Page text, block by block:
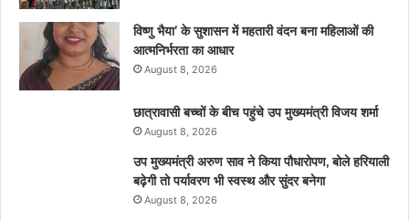
विष्णु भैया’ के सुशासन में महतारी वंदन बना महिलाओं की
आत्मनिर्भरता का आधार
August 8, 2026
छात्रावासी बच्चों के बीच पहुंचे उप मुख्यमंत्री विजय शर्मा
August 8, 2026
उप मुख्यमंत्री अरुण साव ने किया पौधारोपण, बोले हरियाली
बढ़ेगी तो पर्यावरण भी स्वस्थ और सुंदर बनेगा
August 8, 2026